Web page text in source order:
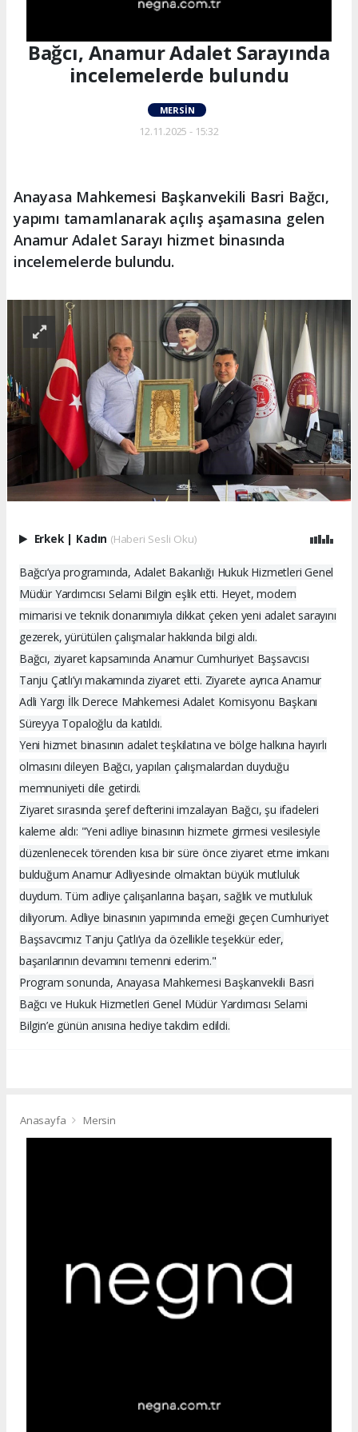
Bağcı, Anamur Adalet Sarayında
incelemelerde bulundu
MERSIN
12.11.2025 - 15:32
Anayasa Mahkemesi Başkanvekili Basri Bağcı,
yapımı tamamlanarak açılış aşamasına gelen
Anamur Adalet Sarayı hizmet binasında
incelemelerde bulundu.
Erkek Kadın (Haberi Sesli Oku)
Bağcı’ya programında, Adalet Bakanlığı Hukuk Hizmetleri Genel
Müdür Yardımcısı Selami Bilgin eşlik etti. Heyet, modern
mimarisi ve teknik donanımıyla dikkat çeken yeni adalet sarayını
gezerek, yürütülen çalışmalar hakkında bilgi aldı.
Bağcı, ziyaret kapsamında Anamur Cumhuriyet Başsavcısı
Tanju Çatlı’yı makamında ziyaret etti. Ziyarete ayrıca Anamur
Adli Yargı İlk Derece Mahkemesi Adalet Komisyonu Başkanı
Süreyya Topaloğlu da katıldı.
Yeni hizmet binasının adalet teşkilatına ve bölge halkına hayırlı
olmasını dileyen Bağcı, yapılan çalışmalardan duyduğu
memnuniyeti dile getirdi.
Ziyaret sırasında şeref defterini imzalayan Bağcı, şu ifadeleri
kaleme aldı: "Yeni adliye binasının hizmete girmesi vesilesiyle
düzenlenecek törenden kısa bir süre önce ziyaret etme imkanı
bulduğum Anamur Adliyesinde olmaktan büyük mutluluk
duydum. Tüm adliye çalışanlarına başarı, sağlık ve mutluluk
diliyorum. Adliye binasının yapımında emeği geçen Cumhuriyet
Başsavcımız Tanju Çatlı’ya da özellikle teşekkür eder,
başarılarının devamını temenni ederim."
Program sonunda, Anayasa Mahkemesi Başkanvekili Basri
Bağcı ve Hukuk Hizmetleri Genel Müdür Yardımcısı Selami
Bilgin’e günün anısına hediye takdim edildi.
Anasayfa Mersin